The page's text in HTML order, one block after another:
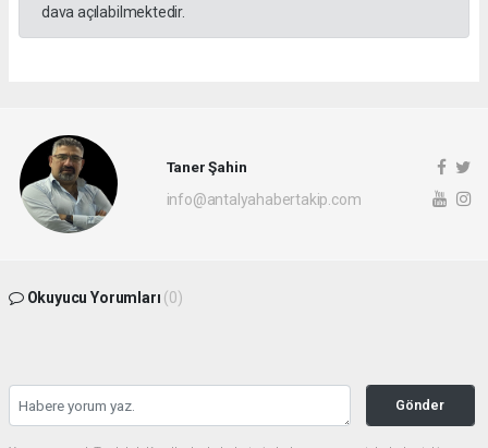
dava açılabilmektedir.
Taner Şahin
info@antalyahabertakip.com
Okuyucu Yorumları (0)
Gönder